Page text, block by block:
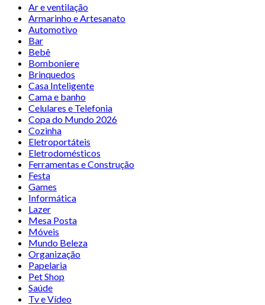
Ar e ventilação
Armarinho e Artesanato
Automotivo
Bar
Bebê
Bomboniere
Brinquedos
Casa Inteligente
Cama e banho
Celulares e Telefonia
Copa do Mundo 2026
Cozinha
Eletroportáteis
Eletrodomésticos
Ferramentas e Construção
Festa
Games
Informática
Lazer
Mesa Posta
Móveis
Mundo Beleza
Organização
Papelaria
Pet Shop
Saúde
Tv e Vídeo